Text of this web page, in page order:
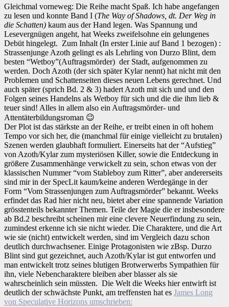
Gleichmal vorneweg: Die Reihe macht Spaß. Ich habe angefangen
zu lesen und konnte Band I (The Way of Shadows, dt. Der Weg in
die Schatten) kaum aus der Hand legen. Was Spannung und
Lesevergnügen angeht, hat Weeks zweifelsohne ein gelungenes
Debüt hingelegt. Zum Inhalt (In erster Linie auf Band 1 bezogen) :
Strassenjunge Azoth gelingt es als Lehrling von Durzo Blint, dem
besten “Wetboy”(Auftragsmörder) der Stadt, aufgenommen zu
werden. Doch Azoth (der sich später Kylar nennt) hat nicht mit den
Problemen und Schattenseiten dieses neuen Lebens gerechnet. Und
auch später (sprich Bd. 2 & 3) hadert Azoth mit sich und und den
Folgen seines Handelns als Wetboy für sich und die die ihm lieb &
teuer sind! Alles in allem also ein Auftragsmörder- und
Attentäterbildungsroman 😉
Der Plot ist das stärkste an der Reihe, er treibt einen in oft hohem
Tempo vor sich her, die (manchmal für einige vielleicht zu brutalen)
Szenen werden glaubhaft formuliert. Einerseits hat der “Aufstieg”
von Azoth/Kylar zum mysteriösen Killer, sowie die Entdeckung in
größere Zusammenhänge verwickelt zu sein, schon etwas von der
klassischen Nummer “vom Stableboy zum Ritter”, aber andererseits
sind mir in der SpecLit kaum/keine anderen Werdegänge in der
Form “Vom Strassenjungen zum Auftragsmörder” bekannt. Weeks
erfindet das Rad hier nicht neu, bietet aber eine spannende Variation
grösstenteils bekannter Themen. Teile der Magie die er insbesondere
ab Bd.2 beschreibt scheinen mir eine clevere Neuerfindung zu sein,
zumindest erkenne ich sie nicht wieder. Die Charaktere, und die Art
wie sie (nicht) entwickelt werden, sind im Vergleich dazu schon
deutlich durchwachsener. Einige Protagonisten wie zBsp. Durzo
Blint sind gut gezeichnet, auch Azoth/Kylar ist gut entworfen und
man entwickelt trotz seines blutigen Brotwerwerbs Sympathien für
ihn, viele Nebencharaktere bleiben aber blasser als sie
wahrscheinlich sein müssten. Die Welt die Weeks hier entwirft ist
deutlich der schwächste Punkt, am treffensten hat es James Long
von Speculative Horizons umschrieben: